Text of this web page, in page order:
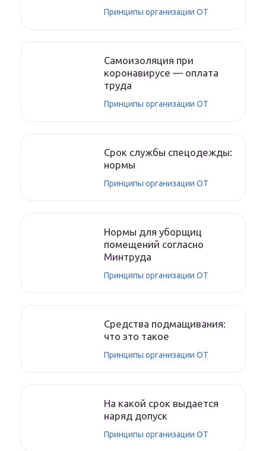
Принципы организации ОТ
Самоизоляция при
коронавирусе — оплата
труда
Принципы организации ОТ
Срок службы спецодежды:
нормы
Принципы организации ОТ
Нормы для уборщиц
помещений согласно
Минтруда
Принципы организации ОТ
Средства подмащивания:
что это такое
Принципы организации ОТ
На какой срок выдается
наряд допуск
Принципы организации ОТ